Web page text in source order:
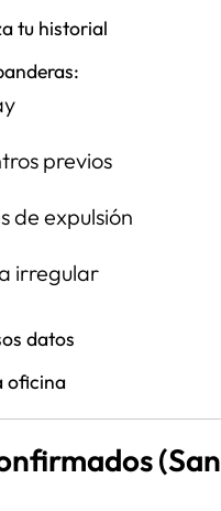
tu historial
previos
de expulsión
irregular
datos
oficina
(San